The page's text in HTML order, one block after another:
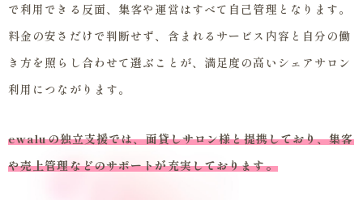
で利用できる反面、集客や運営はすべて自己管理となります。
料金の安さだけで判断せず、含まれるサービス内容と自分の働
き方を照らし合わせて選ぶことが、満足度の高いシェアサロン
利用につながります。
ewaluの独立支援では、面貸しサロン様と提携しており、集客
や売上管理などのサポートが充実しております。